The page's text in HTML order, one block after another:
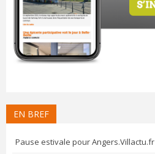
EN BREF
Pause estivale pour Angers.Villactu.fr